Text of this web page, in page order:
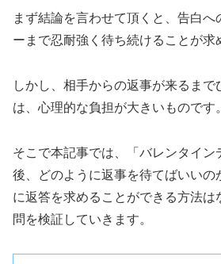
まず結論を言わせて頂くと、告白
ーまで忍耐強く待ち続けることが求
しかし、相手からの返事が来るま
は、心理的な負担が大きいものです。
そこで本記事では、「バレンタイン
後、どのように返事を待てばいいの
に返答を求めることができる方法は
問を検証していきます。